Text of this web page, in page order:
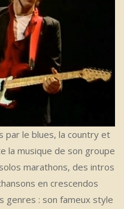
par le blues, la country et
la musique de son groupe
marathons, des intros
en crescendos
genres : son fameux style